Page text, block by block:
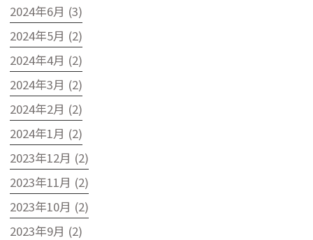
2024年6月 (3)
2024年5月 (2)
2024年4月 (2)
2024年3月 (2)
2024年2月 (2)
2024年1月 (2)
2023年12月 (2)
2023年11月 (2)
2023年10月 (2)
2023年9月 (2)